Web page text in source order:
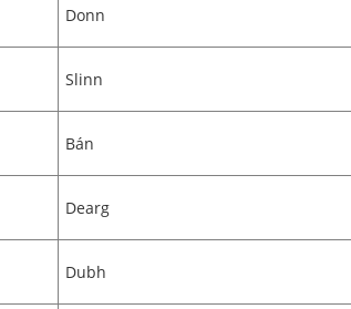
Donn
Slinn
Bán
Dearg
Dubh